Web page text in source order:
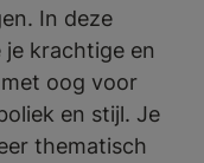
In deze
je krachtige en
oog voor
en stijl. Je
thematisch